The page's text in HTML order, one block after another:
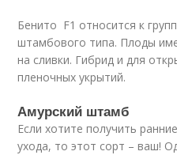
Бенито F1 относится к
штамбового типа. Плоды
на сливки. Гибрид и для
пленочных укрытий.
Амурский штамб
Если хотите получить
ухода, то этот сорт – ваш!